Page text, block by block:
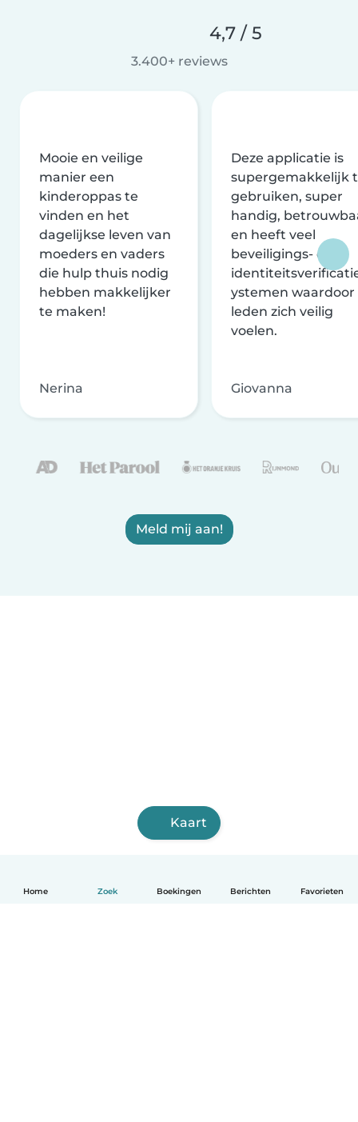
Home Zoek Boekingen Berichten Favorieten
4,7 / 5
3.400+ reviews
Mooie en veilige
manier een
kinderoppas te
vinden en het
dagelijkse leven van
moeders en vaders
die hulp thuis nodig
hebben makkelijker
te maken!
Nerina
Deze applicatie is
supergemakkelijk
gebruiken, super
handig,
en heeft veel
beveiligings- en
ystemen waardoor
leden zich veilig
voelen.
Giovanna
Meld mij aan!
Kaart